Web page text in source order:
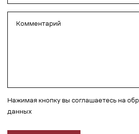
Нажимая кнопку вы соглашаетесь на
данных